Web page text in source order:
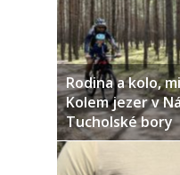
Rodina a kolo,
Kolem jezer v
Tucholské bory